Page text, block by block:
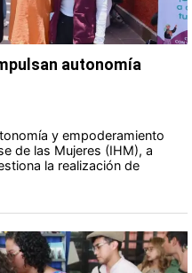
autonomía
y empoderamiento
de las Mujeres (IHM), a
la realización de